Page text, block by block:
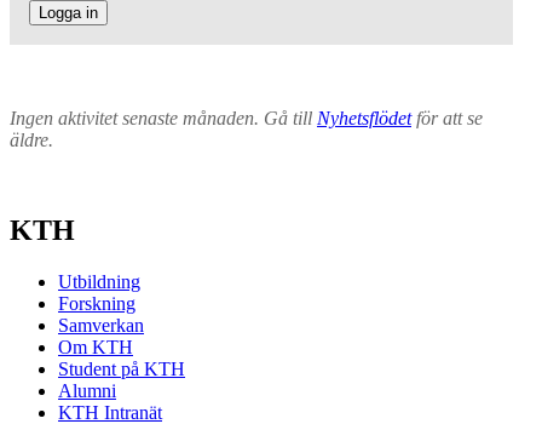
Logga in
Ingen aktivitet senaste månaden. Gå till Nyhetsflödetför att se
äldre.
KTH
Utbildning
Forskning
Samverkan
Om KTH
Student på KTH
Alumni
KTH Intranät